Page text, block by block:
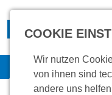
Direkt zur
Direkt zum Inhalt
Aktuelles Kontakt
COOKIE
Wir nutzen
von ihnen sind
andere uns